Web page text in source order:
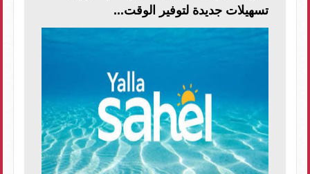
تسهيلات جديدة لتوفير الوقت...